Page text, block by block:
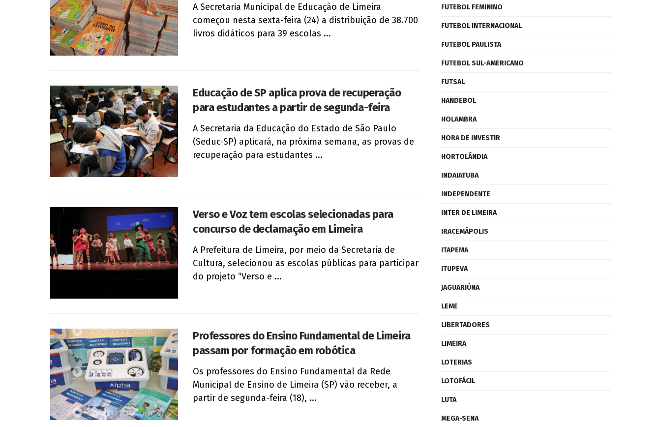
A Secretaria Municipal de Educação de Limeira
começou nesta sexta-feira (24) a distribuição de 38.700
livros didáticos para 39 escolas ...
Educação de SP aplica prova de recuperação
para estudantes a partir de segunda-feira
A Secretaria da Educação do Estado de São Paulo
(Seduc-SP) aplicará, na próxima semana, as provas de
recuperação para estudantes ...
Verso e Voz tem escolas selecionadas para
concurso de declamação em Limeira
A Prefeitura de Limeira, por meio da Secretaria de
Cultura, selecionou as escolas públicas para participar
do projeto “Verso e ...
Professores do Ensino Fundamental de Limeira
passam por formação em robótica
Os professores do Ensino Fundamental da Rede
Municipal de Ensino de Limeira (SP) vão receber, a
partir de segunda-feira (18), ...
FUTEBOL FEMININO
FUTEBOL INTERNACIONAL
FUTEBOL PAULISTA
FUTEBOL SUL-AMERICANO
FUTSAL
HANDEBOL
HOLAMBRA
HORA DE INVESTIR
HORTOLÂNDIA
INDAIATUBA
INDEPENDENTE
INTER DE LIMEIRA
IRACEMÁPOLIS
ITAPEMA
ITUPEVA
JAGUARIÚNA
LEME
LIBERTADORES
LIMEIRA
LOTERIAS
LOTOFÁCIL
LUTA
MEGA-SENA